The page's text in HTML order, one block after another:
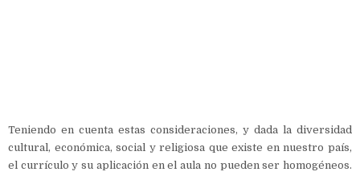
Teniendo en cuenta estas consideraciones, y dada la diversidad
cultural, económica, social y religiosa que existe en nuestro país,
el currículo y su aplicación en el aula no pueden ser homogéneos.